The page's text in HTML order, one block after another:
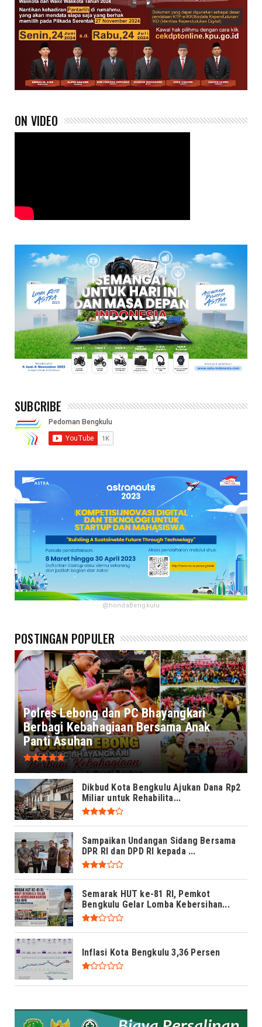
ON VIDEO
SUBCRIBE
@hondaBengkulu
POSTINGAN POPULER
Polres Lebong dan PC Bhayangkari
Berbagi Kebahagiaan Bersama Anak
Panti Asuhan
Dikbud Kota Bengkulu Ajukan Dana Rp2
Miliar untuk Rehabilita...
Sampaikan Undangan Sidang Bersama
DPR RI dan DPD RI kepada ...
Semarak HUT ke-81 RI, Pemkot
Bengkulu Gelar Lomba Kebersihan...
Inflasi Kota Bengkulu 3,36 Persen